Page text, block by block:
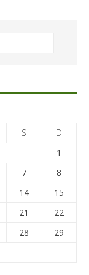
S
D
1
7
8
14
15
21
22
28
29